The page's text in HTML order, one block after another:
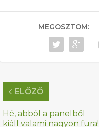
MEGOSZTOM:
ELŐZŐ
Hé, abból a panelből
kiáll valami nagyon fura!